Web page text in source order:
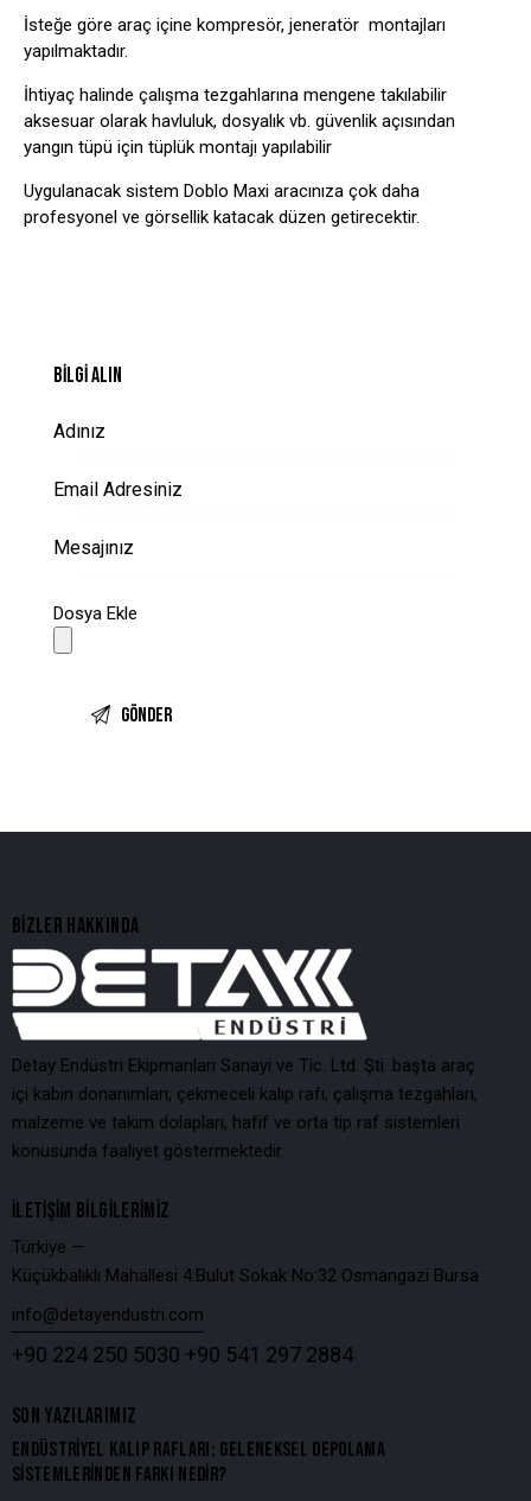
İsteğe göre araç içine kompresör, jeneratör montajları
yapılmaktadır.
İhtiyaç halinde çalışma tezgahlarına mengene takılabilir
aksesuar olarak havluluk, dosyalık vb. güvenlik açısından
yangın tüpü için tüplük montajı yapılabilir
Uygulanacak sistem Doblo Maxi aracınıza çok daha
profesyonel ve görsellik katacak düzen getirecektir.
BILGI ALIN
Dosya Ekle
BIZLER HAKKINDA
Detay Endüstri Ekipmanları Sanayi ve Tic. Ltd. Şti. başta araç
içi kabin donanımları, çekmeceli kalıp rafı, çalışma tezgahları,
malzeme ve takım dolapları, hafif ve orta tip raf sistemleri
konusunda faaliyet göstermektedir.
İLETIŞIM BILGILERIMIZ
Türkiye —
Küçükbalıklı Mahallesi 4.Bulut Sokak No:32 Osmangazi Bursa
info@detayendustri.com
+90 224 250 5030 +90 541 297 2884
SON YAZILARIMIZ
ENDÜSTRIYEL KALIP RAFLARI: GELENEKSEL DEPOLAMA
SISTEMLERINDEN FARKI NEDIR?